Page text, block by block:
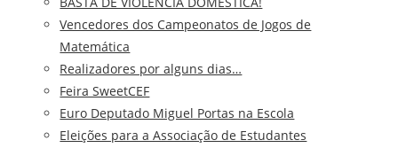
Vencedores dos Campeonatos de Jogos de
Matemática
Realizadores por alguns dias…
Feira SweetCEF
Euro Deputado Miguel Portas na Escola
Eleições para a Associação de Estudantes